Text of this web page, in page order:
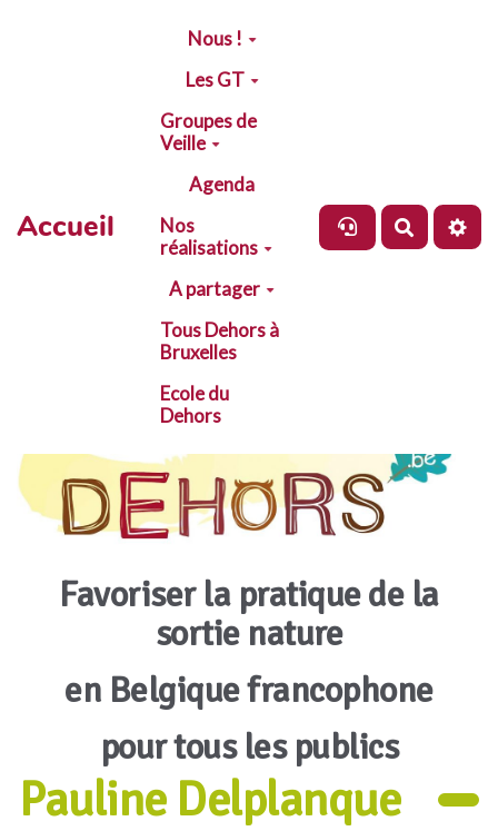
Aller au contenu principal
Accueil
Nous !
Les GT
Groupes de
Veille
Agenda
Nos
réalisations
A partager
Tous Dehors à
Bruxelles
Ecole du
Dehors
Favoriser la pratique de la
sortie nature
en Belgique francophone
pour tous les publics
Pauline Delplanque